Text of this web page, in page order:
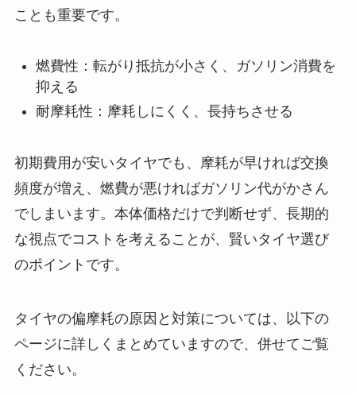
ことも重要です。
燃費性：転がり抵抗が小さく、ガソリン消費を
抑える
耐摩耗性：摩耗しにくく、長持ちさせる
初期費用が安いタイヤでも、摩耗が早ければ交換
頻度が増え、燃費が悪ければガソリン代がかさん
でしまいます。本体価格だけで判断せず、長期的
な視点でコストを考えることが、賢いタイヤ選び
のポイントです。
タイヤの偏摩耗の原因と対策については、以下の
ページに詳しくまとめていますので、併せてご覧
ください。